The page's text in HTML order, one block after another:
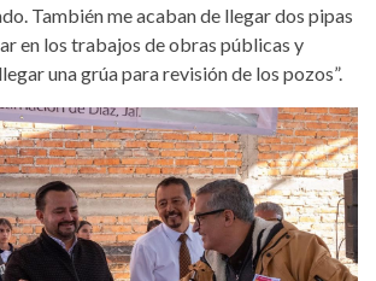
También me acaban de llegar dos pipas
en los trabajos de obras públicas y
una grúa para revisión de los pozos”.